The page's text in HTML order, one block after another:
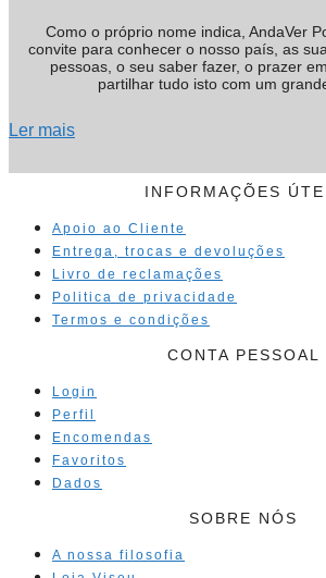
Como o próprio nome indica, AndaVer
convite para conhecer o nosso país, as
pessoas, o seu saber fazer, o prazer
partilhar tudo isto com um
Ler mais
INFORMAÇÕES
Apoio ao Cliente
Entrega, trocas e devoluções
Livro de reclamações
Politica de privacidade
Termos e condições
CONTA PESSOAL
Login
Perfil
Encomendas
Favoritos
Dados
SOBRE NÓS
A nossa filosofia